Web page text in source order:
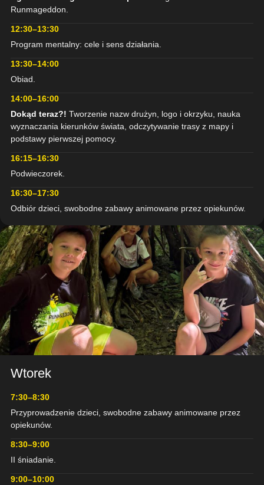
Runmageddon.
12:30–13:30
Program mentalny: cele i sens działania.
13:30–14:00
Obiad.
14:00–16:00
Dokąd teraz?! Tworzenie nazw drużyn, logo i okrzyku, nauka
wyznaczania kierunków świata, odczytywanie trasy z mapy i
podstawy pierwszej pomocy.
16:15–16:30
Podwieczorek.
16:30–17:30
Odbiór dzieci, swobodne zabawy animowane przez opiekunów.
DZIEŃ 2
PRZETRWANIE W
Wtorek
7:30–8:30
Przyprowadzenie dzieci, swobodne zabawy animowane przez
opiekunów.
8:30–9:00
II śniadanie.
9:00–10:00